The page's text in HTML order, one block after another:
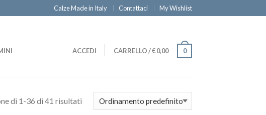
Calze Made in Italy Contattaci My Wishlist
ACCEDI CARRELLO/€0,00 0
di 1-36 di 41 risultati